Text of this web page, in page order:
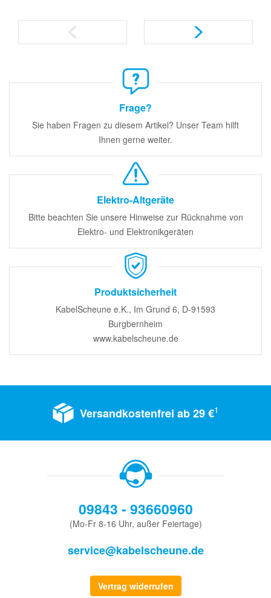
Frage?
Sie haben Fragen zu diesem Artikel? Unser Team hilft
Ihnen gerne weiter.
Elektro-Altgeräte
Bitte beachten Sie unsere Hinweise zur Rücknahme von
Elektro- und Elektronikgeräten
Produktsicherheit
KabelScheune e.K., Im Grund 6, D-91593
Burgbernheim
www.kabelscheune.de
Versandkostenfrei ab 29 €1
09843 - 93660960
(Mo-Fr 8-16 Uhr, außer Feiertage)
service@kabelscheune.de
Vertrag widerrufen